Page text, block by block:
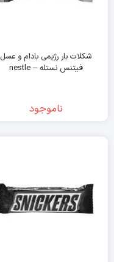
شکلات بار رژیمی بادام و عسل
فیتنس نستله – nestle
ناموجود